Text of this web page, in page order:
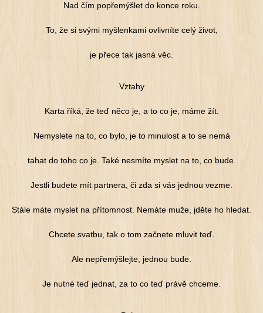
Nad čím popřemýšlet do konce roku.
To, že si svými myšlenkami ovlivníte celý život,
je přece tak jasná věc.
Vztahy
Karta říká, že teď něco je, a to co je, máme žít.
Nemyslete na to, co bylo, je to minulost a to se nemá
tahat do toho co je. Také nesmíte myslet na to, co bude.
Jestli budete mít partnera, či zda si vás jednou vezme.
Stále máte myslet na přítomnost. Nemáte muže, jděte ho hledat.
Chcete svatbu, tak o tom začnete mluvit teď.
Ale nepřemýšlejte, jednou bude.
Je nutné teď jednat, za to co teď právě chceme.